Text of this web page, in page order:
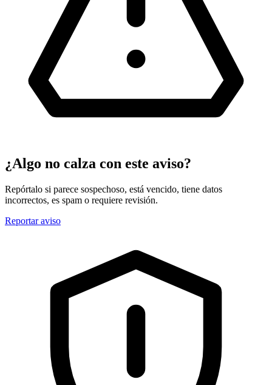
¿Algo no calza con este aviso?
Repórtalo si parece sospechoso, está vencido, tiene datos
incorrectos, es spam o requiere revisión.
Reportar aviso